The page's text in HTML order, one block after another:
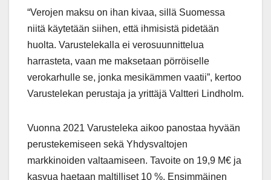
“Verojen maksu on ihan kivaa, sillä Suomessa
niitä käytetään siihen, että ihmisistä pidetään
huolta. Varustelekalla ei verosuunnittelua
harrasteta, vaan me maksetaan pörröiselle
verokarhulle se, jonka mesikämmen vaatii”, kertoo
Varustelekan perustaja ja yrittäjä Valtteri Lindholm.
Vuonna 2021 Varusteleka aikoo panostaa hyvään
perustekemiseen sekä Yhdysvaltojen
markkinoiden valtaamiseen. Tavoite on 19,9 M€ ja
kasvua haetaan maltilliset 10 %. Ensimmäinen